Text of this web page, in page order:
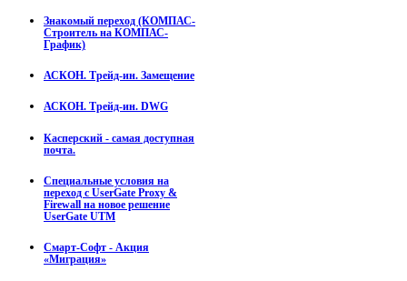
Знакомый переход (КОМПАС-
Строитель на КОМПАС-
График)
АСКОН. Трейд-ин. Замещение
АСКОН. Трейд-ин. DWG
Касперский - самая доступная
почта.
Специальные условия на
переход с UserGate Proxy &
Firewall на новое решение
UserGate UTM
Смарт-Софт - Акция
«Миграция»